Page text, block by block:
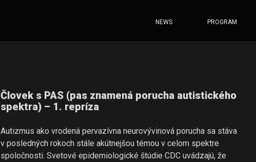
NEWS PROGRAM
Človek s PAS (pas znamená porucha autistického
spektra) – 1. repríza
Autizmus ako vrodená pervazívna neurovývinová porucha sa stáva
v posledných rokoch stále akútnejšou témou v celom spektre
spoločnosti. Svetové epidemiologické štúdie CDC uvádzajú, že